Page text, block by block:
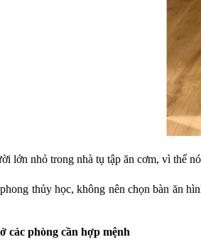
lớn nhỏ trong nhà tụ tập ăn cơm, vì thế
thủy học, không nên chọn bàn ăn
các phòng cần hợp mệnh